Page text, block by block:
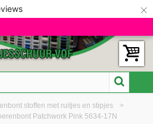
×
stoffen met ruitjes en stipjes
>
Patchwork Pink 5634-17N